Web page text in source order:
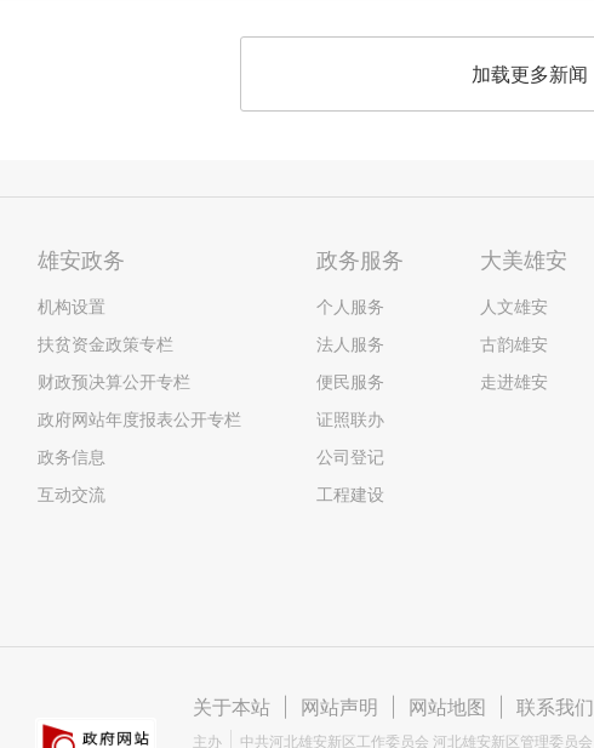
加载更多新闻
雄安政务
机构设置
扶贫资金政策专栏
财政预决算公开专栏
政府网站年度报表公开专栏
政务信息
互动交流
政务服务
个人服务
法人服务
便民服务
证照联办
公司登记
工程建设
大美雄安
人文雄安
古韵雄安
走进雄安
关于本站 网站声明 网站地图 联系我们
主办 中共河北雄安新区工作委员会 河北雄安新区管理委员会